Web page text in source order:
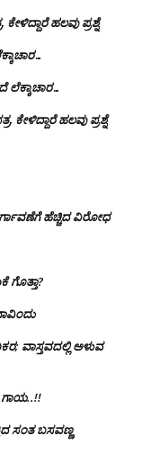
ಹಲವು ಪ್ರಶ್ನೆ
ಲೆಕ್ಕಾಚಾರ…
ಹಲವು ಪ್ರಶ್ನೆ
ಹೆಚ್ಚಿದ‌ ವಿರೋಧ
ಗೊತ್ತಾ?
ವಾಸ್ತವದಲ್ಲಿ ಅಳುವ
ಗಾಯ..!!
ಸಂತ ಬಸವಣ್ಣ